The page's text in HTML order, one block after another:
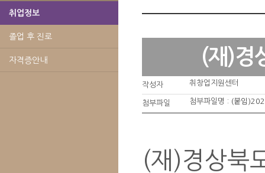
취업정보
졸업 후 진로
자격증안내 (재)경
작성자 취창업지원센터
첨부파일 첨부파일명 : (붙임
(재)경상북